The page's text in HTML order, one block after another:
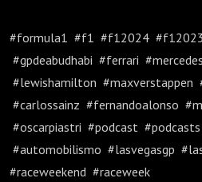
#formula1 #f1 #f12024 #f12023
#gpdeabudhabi #ferrari
#lewishamilton #maxverstappen
#carlossainz #fernandoalonso
#oscarpiastri #podcast
#automobilismo #lasvegasgp
#raceweekend #raceweek